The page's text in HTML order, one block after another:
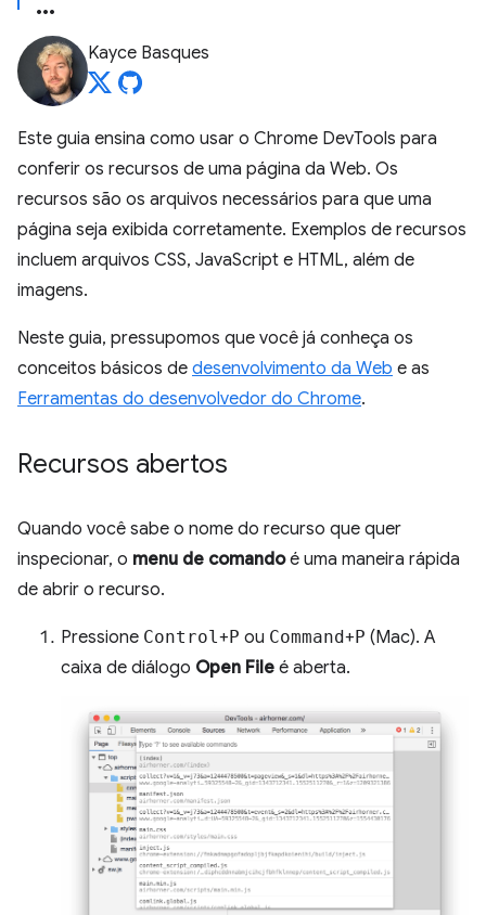
Kayce Basques
Este guia ensina como usar o Chrome DevTools para
conferir os recursos de uma página da Web. Os
recursos são os arquivos necessários para que uma
página seja exibida corretamente. Exemplos de recursos
incluem arquivos CSS, JavaScript e HTML, além de
imagens.
Neste guia, pressupomos que você já conheça os
conceitos básicos de desenvolvimento da Web e as
Ferramentas do desenvolvedor do Chrome.
Recursos abertos
Quando você sabe o nome do recurso que quer
inspecionar, o menu de comandoé uma maneira rápida
de abrir o recurso.
Pressione Control+P ou Command+P (Mac). A
caixa de diálogo Open File é aberta.